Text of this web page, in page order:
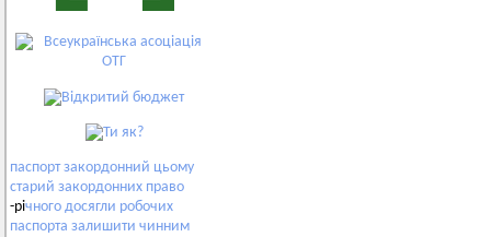
паспорт закордонний цьому
старий закордонних право
-річного досягли робочих
паспорта залишити чинним